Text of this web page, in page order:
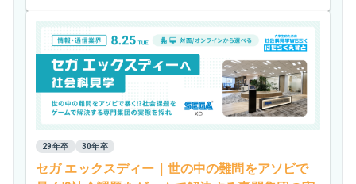
29年卒 30年卒
セガ エックスディー｜世の中の難問をアソビで